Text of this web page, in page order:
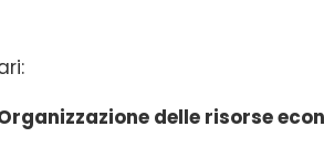
delle risorse